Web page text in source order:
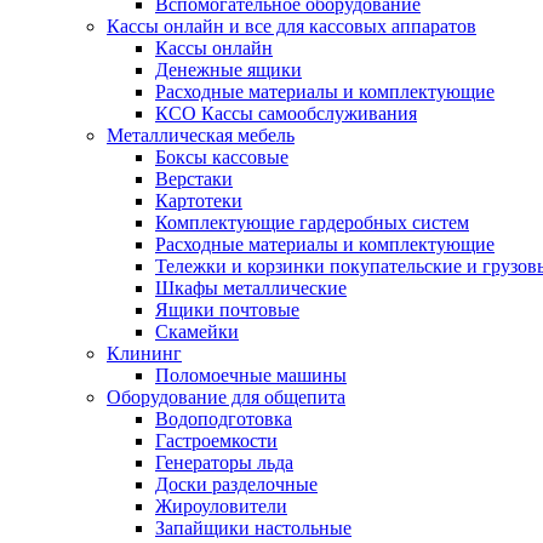
Вспомогательное оборудование
Кассы онлайн и все для кассовых аппаратов
Кассы онлайн
Денежные ящики
Расходные материалы и комплектующие
КСО Кассы самообслуживания
Металлическая мебель
Боксы кассовые
Верстаки
Картотеки
Комплектующие гардеробных систем
Расходные материалы и комплектующие
Тележки и корзинки покупательские и
Шкафы металлические
Ящики почтовые
Скамейки
Клининг
Поломоечные машины
Оборудование для общепита
Водоподготовка
Гастроемкости
Генераторы льда
Доски разделочные
Жироуловители
Запайщики настольные